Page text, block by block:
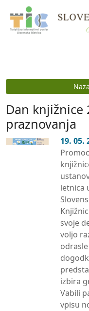
Preskoči na vsebino
Dan knjižnice
praznovanja
19. 05.
letnica
svoje
voljo
izbira
Vabili
vpisu